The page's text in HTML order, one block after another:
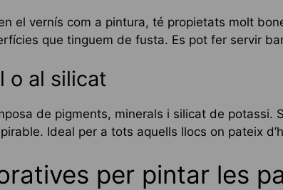
el vernís com a pintura, té propietats molt
que tinguem de fusta. Es pot fer servir
o al silicat
de pigments, minerals i silicat de potassi.
Ideal per a tots aquells llocs on pateix
per pintar les